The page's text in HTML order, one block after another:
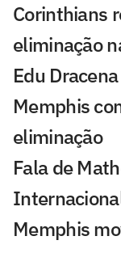
Corinthians
eliminação
Edu
Memphis
eliminação
Fala de
Memphis